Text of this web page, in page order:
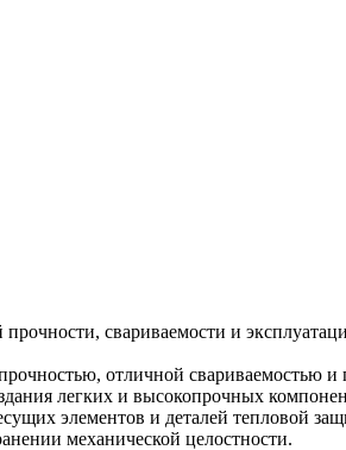
свариваемости и
отличной свариваемостью и
легких и высокопрочных
элементов и деталей тепловой
механической целостности.